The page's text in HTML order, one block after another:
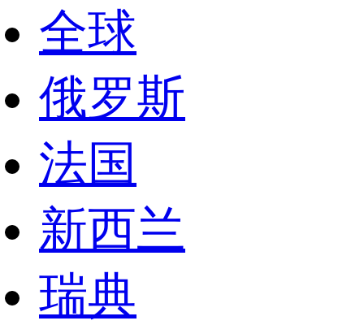
全球
俄罗斯
法国
新西兰
瑞典